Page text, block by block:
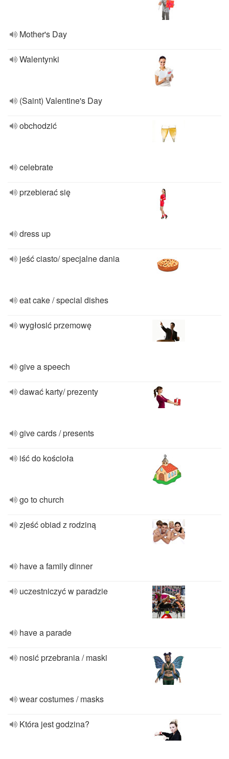
Mother's Day
Walentynki
(Saint) Valentine's Day
obchodzić
celebrate
przebierać się
dress up
jeść ciasto/ specjalne dania
eat cake / special dishes
wygłosić przemowę
give a speech
dawać karty/ prezenty
give cards / presents
iść do kościoła
go to church
zjeść obiad z rodziną
have a family dinner
uczestniczyć w paradzie
have a parade
nosić przebrania / maski
wear costumes / masks
Która jest godzina?